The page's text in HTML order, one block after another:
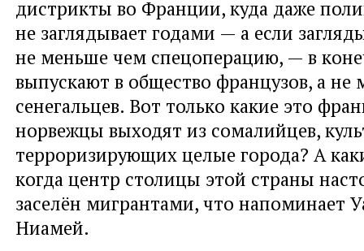
дистрикты во Франции, куда даже
не заглядывает годами — а если
не меньше чем спецоперацию, — в
выпускают в общество французов, а не
сенегальцев. Вот только какие это
норвежцы выходят из сомалийцев,
терроризирующих целые города? А
когда центр столицы этой страны
заселён мигрантами, что напоминает
Ниамей.